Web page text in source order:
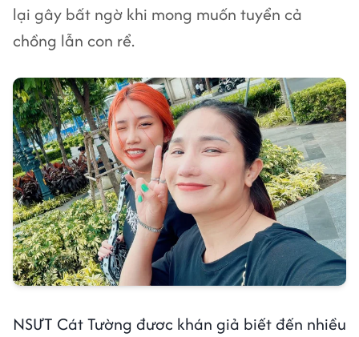
lại gây bất ngờ khi mong muốn tuyển cả
chồng lẫn con rể.
NSƯT Cát Tường đươc khán giả biết đến nhiều